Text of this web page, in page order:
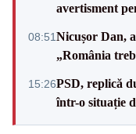
avertisment
08:51Nicușor Dan,
„România
15:26PSD, replică
într-o situație